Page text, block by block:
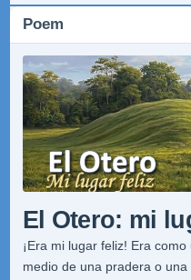
Poem
El Otero: mi
¡Era mi lugar feliz! Era
medio de una pradera o